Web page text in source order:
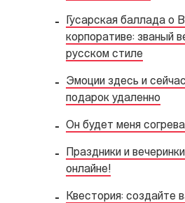
Гусарская баллада о
корпоративе: званый
русском стиле
Эмоции здесь и
подарок удаленно
Он будет меня
Праздники и
онлайне!
Квестория: создайте